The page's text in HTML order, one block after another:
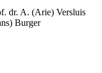
dr. A. (Arie) Versluis
Burger